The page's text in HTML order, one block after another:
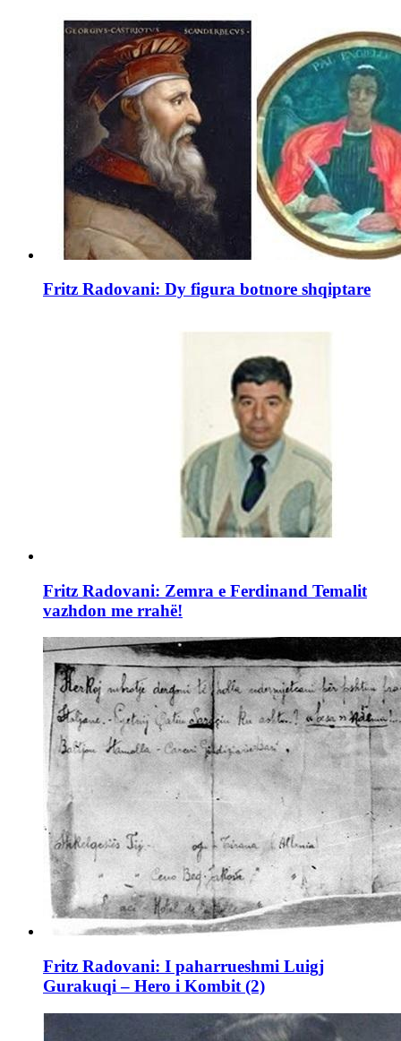
Fritz Radovani: Dy figura botnore shqiptare
Fritz Radovani: Zemra e Ferdinand Temalit
vazhdon me rrahë!
Fritz Radovani: I paharrueshmi Luigj
Gurakuqi – Hero i Kombit (2)